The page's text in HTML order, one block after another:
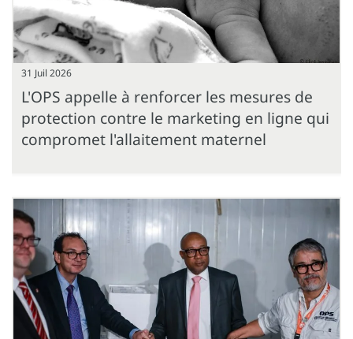
31 Juil 2026
L'OPS appelle à renforcer les mesures de
protection contre le marketing en ligne qui
compromet l'allaitement maternel